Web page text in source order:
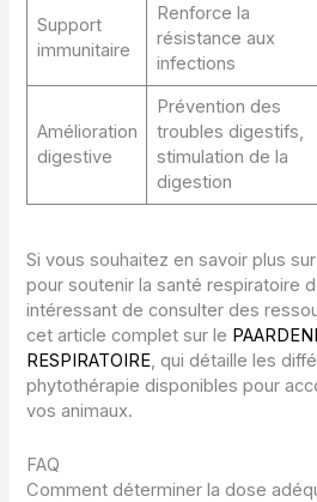
Support
immunitaire
Renforce la
résistance aux
infections
Amélioration
digestive
Prévention des
troubles digestifs,
stimulation de la
digestion
Si vous souhaitez en savoir plus
pour soutenir la santé respiratoire
intéressant de consulter des
cet article complet sur le
RESPIRATOIRE, qui détaille les
phytothérapie disponibles pour
vos animaux.
FAQ
Comment déterminer la dose